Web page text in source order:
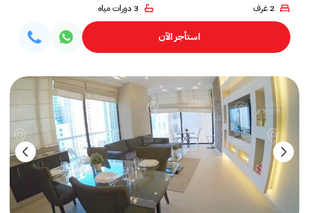
2 غرف 3 دورات مياه
استأجر الآن